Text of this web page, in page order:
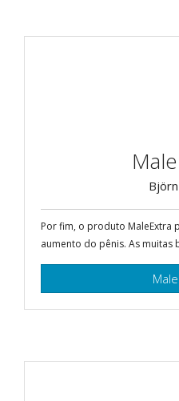
Por fim, o produto MaleExtra
aumento do pênis. As muitas